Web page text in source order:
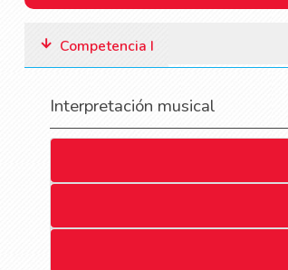
Competencia I
Interpretación musical